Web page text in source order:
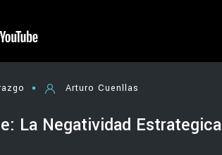
Arturo Cuenllas
La Negatividad Estrategica